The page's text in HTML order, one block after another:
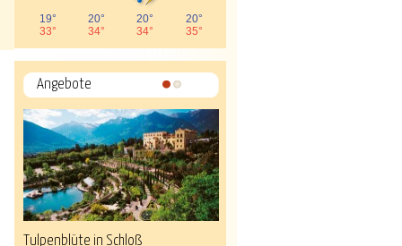
19°
33°
20°
34°
20°
34°
20°
35°
Angebote
Tulpenblüte in Schloß